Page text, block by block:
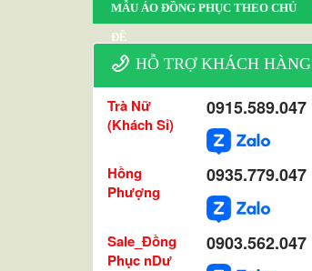
MẪU ÁO ĐỒNG PHỤC THEO CHỦ
ĐỀ
HỖ TRỢ KHÁCH HÀNG
Trà Nữ
(Khách Sỉ)
0915.589.047
Hồng
Phượng
0935.779.047
Sale_Đồng
Phục nDư
0903.562.047